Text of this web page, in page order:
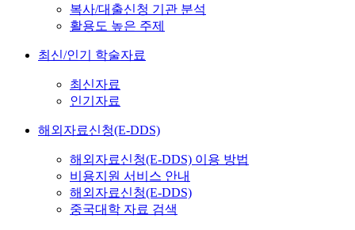
복사/대출신청 기관 분석
활용도 높은 주제
최신/인기 학술자료
최신자료
인기자료
해외자료신청(E-DDS)
해외자료신청(E-DDS) 이용 방법
비용지원 서비스 안내
해외자료신청(E-DDS)
중국대학 자료 검색